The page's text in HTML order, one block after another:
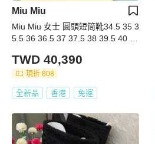
Miu Miu
Miu Miu 女士 圓頭短筒靴34.5 35 3
5.5 36 36.5 37 37.5 38 39.5 40 41
TWD 40,390
現折 808
全新品 香港 免運